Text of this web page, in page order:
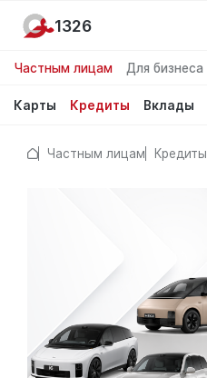
Частным лицам Для бизнеса
Карты Кредиты Вклады
1326
Частным лицам Кредиты